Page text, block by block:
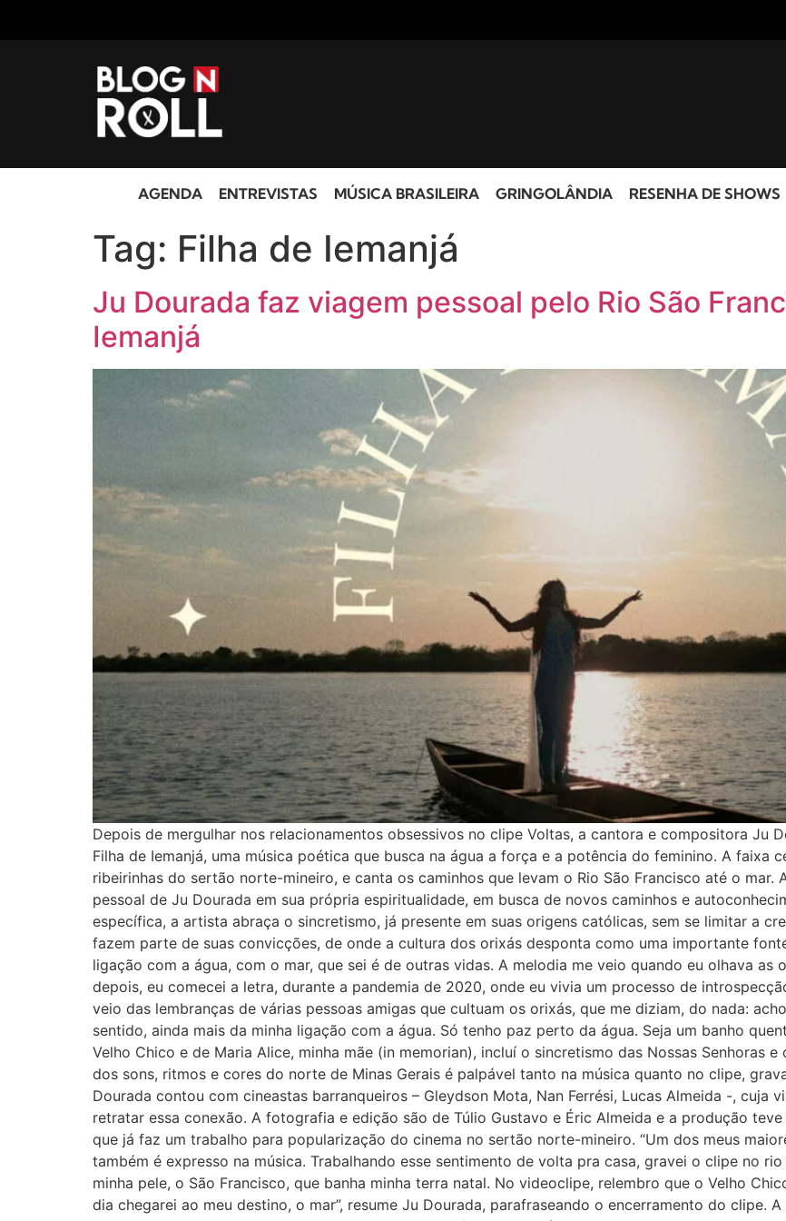
AGENDA ENTREVISTAS MÚSICA BRASILEIRA GRINGOLÂNDIA RESENHA DE SHOWS
Tag: Filha de Iemanjá
Ju Dourada faz viagem pessoal pelo Rio São
Iemanjá
Depois de mergulhar nos relacionamentos obsessivos no clipe Voltas, a cantora e compositora Ju
Filha de Iemanjá, uma música poética que busca na água a força e a potência do feminino. A faixa
ribeirinhas do sertão norte-mineiro, e canta os caminhos que levam o Rio São Francisco até o mar.
pessoal de Ju Dourada em sua própria espiritualidade, em busca de novos caminhos e
específica, a artista abraça o sincretismo, já presente em suas origens católicas, sem se limitar a
fazem parte de suas convicções, de onde a cultura dos orixás desponta como uma importante
ligação com a água, com o mar, que sei é de outras vidas. A melodia me veio quando eu olhava as
depois, eu comecei a letra, durante a pandemia de 2020, onde eu vivia um processo de
veio das lembranças de várias pessoas amigas que cultuam os orixás, que me diziam, do nada:
sentido, ainda mais da minha ligação com a água. Só tenho paz perto da água. Seja um banho
Velho Chico e de Maria Alice, minha mãe (in memorian), incluí o sincretismo das Nossas Senhoras
dos sons, ritmos e cores do norte de Minas Gerais é palpável tanto na música quanto no clipe,
Dourada contou com cineastas barranqueiros – Gleydson Mota, Nan Ferrési, Lucas Almeida -, cuja
retratar essa conexão. A fotografia e edição são de Túlio Gustavo e Éric Almeida e a produção
que já faz um trabalho para popularização do cinema no sertão norte-mineiro. “Um dos meus
também é expresso na música. Trabalhando esse sentimento de volta pra casa, gravei o clipe no
minha pele, o São Francisco, que banha minha terra natal. No videoclipe, relembro que o Velho
dia chegarei ao meu destino, o mar”, resume Ju Dourada, parafraseando o encerramento do clipe.